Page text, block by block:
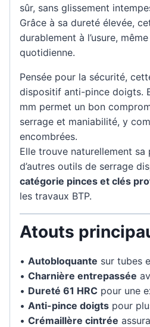
sûr, sans glissement
Grâce à sa dureté élevée,
durablement à l’usure,
quotidienne.
Pensée pour la sécurité,
dispositif anti-pince doigts.
mm permet un bon
serrage et maniabilité, y
encombrées.
Elle trouve naturellement sa
d’autres outils de serrage
catégorie pinces et clés
les travaux BTP.
Atouts
• Autobloquante sur tubes
• Charnière entrepassée
• Dureté 61 HRC pour une
• Anti-pince doigts pour
• Crémaillère cintrée